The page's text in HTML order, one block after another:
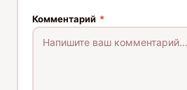
Комментарий *